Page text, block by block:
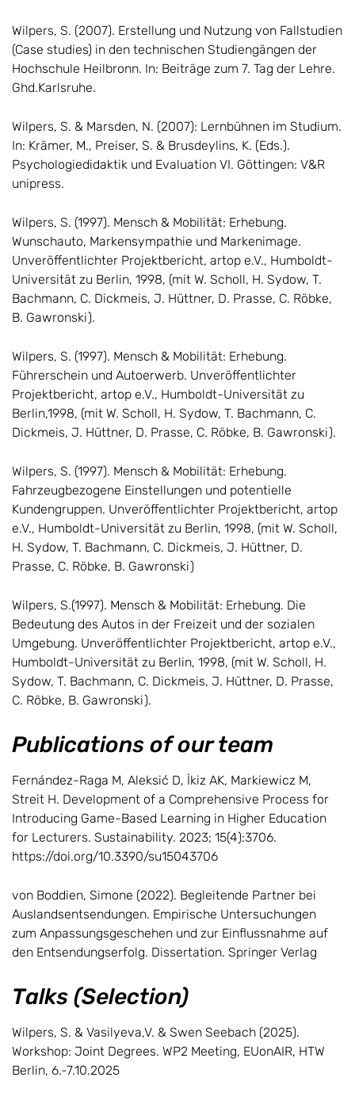
Wilpers, S. (2007). Erstellung und Nutzung von Fallstudien
(Case studies) in den technischen Studiengängen der
Hochschule Heilbronn. In: Beiträge zum 7. Tag der Lehre.
Ghd.Karlsruhe.
Wilpers, S. & Marsden, N. (2007): Lernbühnen im Studium.
In: Krämer, M., Preiser, S. & Brusdeylins, K. (Eds.).
Psychologiedidaktik und Evaluation VI. Göttingen: V&R
unipress.
Wilpers, S. (1997). Mensch & Mobilität: Erhebung.
Wunschauto, Markensympathie und Markenimage.
Unveröffentlichter Projektbericht, artop e.V., Humboldt-
Universität zu Berlin, 1998, (mit W. Scholl, H. Sydow, T.
Bachmann, C. Dickmeis, J. Hüttner, D. Prasse, C. Röbke,
B. Gawronski).
Wilpers, S. (1997). Mensch & Mobilität: Erhebung.
Führerschein und Autoerwerb. Unveröffentlichter
Projektbericht, artop e.V., Humboldt-Universität zu
Berlin,1998, (mit W. Scholl, H. Sydow, T. Bachmann, C.
Dickmeis, J. Hüttner, D. Prasse, C. Röbke, B. Gawronski).
Wilpers, S. (1997). Mensch & Mobilität: Erhebung.
Fahrzeugbezogene Einstellungen und potentielle
Kundengruppen. Unveröffentlichter Projektbericht, artop
e.V., Humboldt-Universität zu Berlin, 1998, (mit W. Scholl,
H. Sydow, T. Bachmann, C. Dickmeis, J. Hüttner, D.
Prasse, C. Röbke, B. Gawronski)
Wilpers, S.(1997). Mensch & Mobilität: Erhebung. Die
Bedeutung des Autos in der Freizeit und der sozialen
Umgebung. Unveröffentlichter Projektbericht, artop e.V.,
Humboldt-Universität zu Berlin, 1998, (mit W. Scholl, H.
Sydow, T. Bachmann, C. Dickmeis, J. Hüttner, D. Prasse,
C. Röbke, B. Gawronski).
Publications of our team
Fernández-Raga M, Aleksić D, İkiz AK, Markiewicz M,
Streit H. Development of a Comprehensive Process for
Introducing Game-Based Learning in Higher Education
for Lecturers. Sustainability. 2023; 15(4):3706.
https://doi.org/10.3390/su15043706
von Boddien, Simone (2022). Begleitende Partner bei
Auslandsentsendungen. Empirische Untersuchungen
zum Anpassungsgeschehen und zur Einflussnahme auf
den Entsendungserfolg. Dissertation. Springer Verlag
Talks (Selection)
Wilpers, S. & Vasilyeva,V. & Swen Seebach (2025).
Workshop: Joint Degrees. WP2 Meeting, EUonAIR, HTW
Berlin, 6.-7.10.2025